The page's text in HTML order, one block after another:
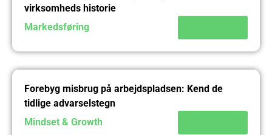
virksomheds historie
Markedsføring
Forebyg misbrug på arbejdspladsen: Kend de
tidlige advarselstegn
Mindset & Growth